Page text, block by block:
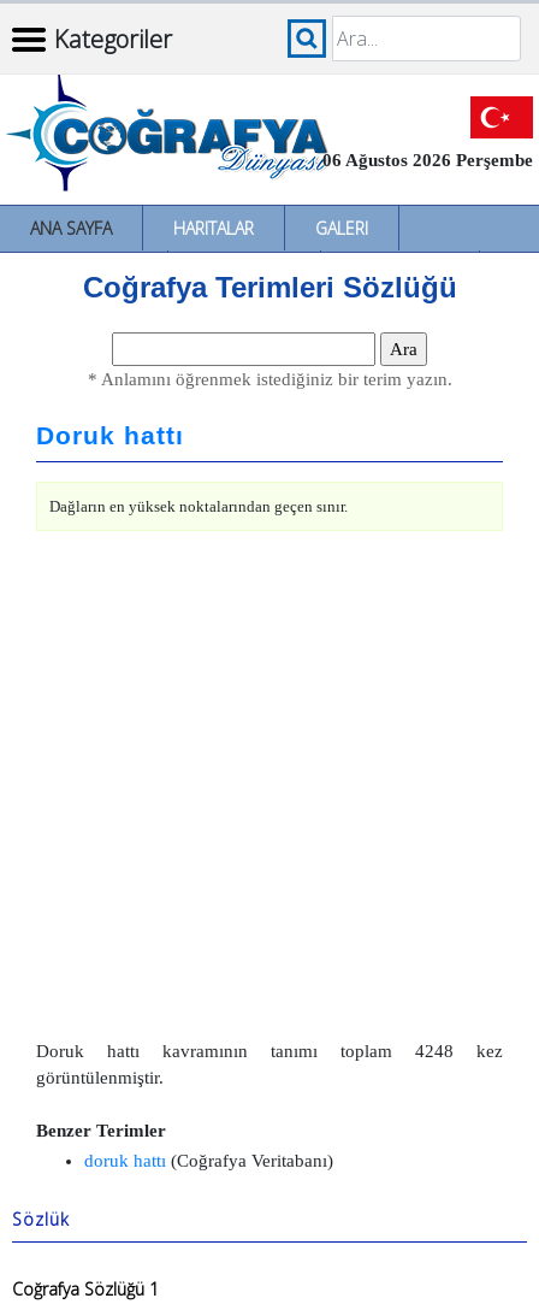
Kategoriler
06 Ağustos 2026 Perşembe
ANA SAYFA HARITALAR
GALERI
İNCELEMELER
SÖZLÜKLER İL İL TÜRKIYE
Coğrafya Terimleri Sözlüğü
* Anlamını öğrenmek istediğiniz bir terim yazın.
Doruk hattı
Dağların en yüksek noktalarından geçen sınır.
Doruk hattı kavramının tanımı toplam 4248 kez
görüntülenmiştir.
Benzer Terimler
doruk hattı (Coğrafya Veritabanı)
Sözlük
Coğrafya Sözlüğü 1